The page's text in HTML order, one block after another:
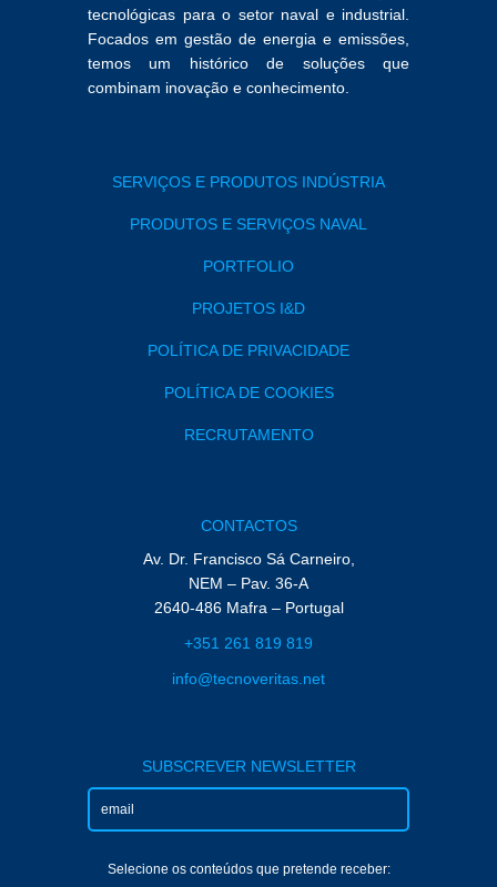
tecnológicas para o setor naval e industrial.
Focados em gestão de energia e emissões,
temos um histórico de soluções que
combinam inovação e conhecimento.
SERVIÇOS E PRODUTOS INDÚSTRIA
PRODUTOS E SERVIÇOS NAVAL
PORTFOLIO
PROJETOS I&D
POLÍTICA DE PRIVACIDADE
POLÍTICA DE COOKIES
RECRUTAMENTO
CONTACTOS
Av. Dr. Francisco Sá Carneiro,
NEM – Pav. 36-A
2640-486 Mafra – Portugal
+351 261 819 819
info@tecnoveritas.net
SUBSCREVER NEWSLETTER
Selecione os conteúdos que pretende receber: